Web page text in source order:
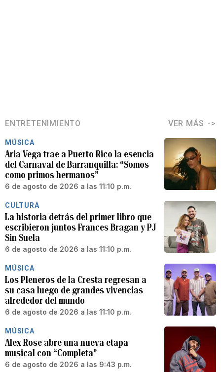
ENTRETENIMIENTO VER MÁS
MÚSICA
Aria Vega trae a Puerto Rico la esencia
del Carnaval de Barranquilla: “Somos
como primos hermanos”
6 de agosto de 2026 a las 11:10 p.m.
CULTURA
La historia detrás del primer libro que
escribieron juntos Frances Bragan y PJ
Sin Suela
6 de agosto de 2026 a las 11:10 p.m.
MÚSICA
Los Pleneros de la Cresta regresan a
su casa luego de grandes vivencias
alrededor del mundo
6 de agosto de 2026 a las 11:10 p.m.
MÚSICA
Alex Rose abre una nueva etapa
musical con “Completa”
6 de agosto de 2026 a las 9:43 p.m.